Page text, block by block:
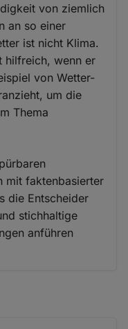
von ziemlich
an so einer
ist nicht Klima.
hilfreich, wenn er
von Wetter-
um die
Thema
mit faktenbasierter
die Entscheider
stichhaltige
anführen